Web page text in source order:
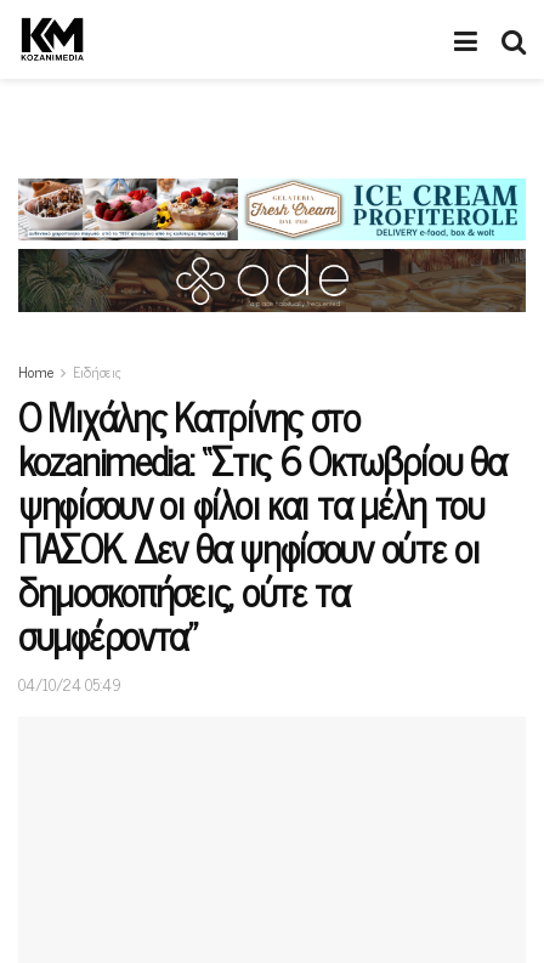
Home Ειδήσεις
O Mιχάλης Κατρίνης στο
kozanimedia: “Στις 6 Οκτωβρίου θα
ψηφίσουν οι φίλοι και τα μέλη του
ΠΑΣΟΚ. Δεν θα ψηφίσουν ούτε οι
δημοσκοπήσεις, ούτε τα
συμφέροντα”
04/10/24 05:49